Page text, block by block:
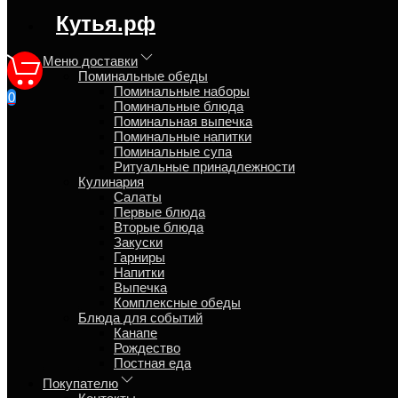
Синтаксическая ошибка в блоке speed_kutya.top_banner_content
Кутья.рф
Меню доставки
Поминальные обеды
Поминальные наборы
Поминальные блюда
Поминальная выпечка
Поминальные напитки
Поминальные супа
Ритуальные принадлежности
Кулинария
Салаты
Первые блюда
Вторые блюда
Закуски
Гарниры
Напитки
Выпечка
Комплексные обеды
Блюда для событий
Канапе
Рождество
Постная еда
Покупателю
0
Поминальная трапеза в день
6 апреля 2011
О традиции "Поминальная трапеза" коротко
! Поминальная трапеза и поминальный обед это синонимы.
В день похорон во время поминальной трапезы подают
поминальным столом, в кругу близких и родных.
Накрывать на стол в день похорон принято ежедневную